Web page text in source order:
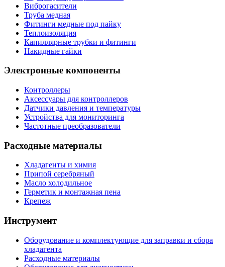
Виброгасители
Труба медная
Фитинги медные под пайку
Теплоизоляция
Капиллярные трубки и фитинги
Накидные гайки
Электронные компоненты
Контроллеры
Аксессуары для контроллеров
Датчики давления и температуры
Устройства для мониторинга
Частотные преобразователи
Расходные материалы
Хладагенты и химия
Припой серебряный
Масло холодильное
Герметик и монтажная пена
Крепеж
Инструмент
Оборудование и комплектующие для заправки и сбора
хладагента
Расходные материалы